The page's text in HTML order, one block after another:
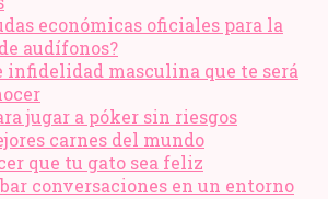
económicas oficiales para la
audífonos?
infidelidad masculina que te será
jugar a póker sin riesgos
carnes del mundo
que tu gato sea feliz
conversaciones en un entorno